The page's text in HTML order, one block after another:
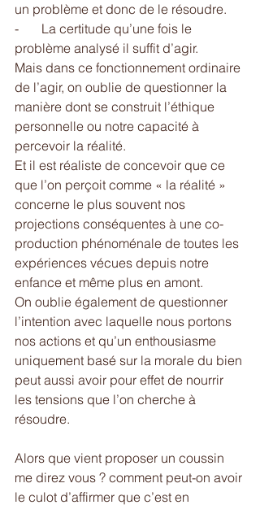
un problème et donc de le résoudre.
-       La certitude qu’une fois le
problème analysé il suffit d’agir.
Mais dans ce fonctionnement ordinaire
de l’agir, on oublie de questionner la
manière dont se construit l’éthique
personnelle ou notre capacité à
percevoir la réalité.
Et il est réaliste de concevoir que ce
que l’on perçoit comme « la réalité »
concerne le plus souvent nos
projections conséquentes à une co-
production phénoménale de toutes les
expériences vécues depuis notre
enfance et même plus en amont.
On oublie également de questionner
l’intention avec laquelle nous portons
nos actions et qu’un enthousiasme
uniquement basé sur la morale du bien
peut aussi avoir pour effet de nourrir
les tensions que l’on cherche à
résoudre.
Alors que vient proposer un coussin
me direz vous ? comment peut-on avoir
le culot d’affirmer que c’est en